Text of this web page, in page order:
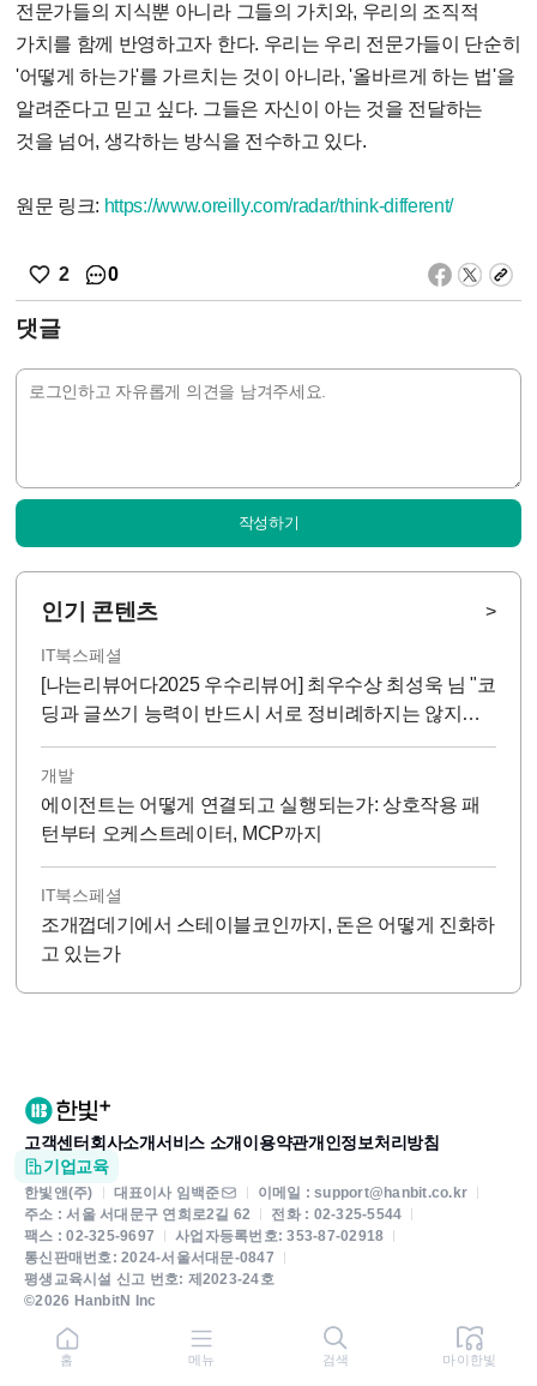
홈 메뉴 검색 마이한빛
전문가들의 지식뿐 아니라 그들의 가치와, 우리의 조직적
가치를 함께 반영하고자 한다. 우리는 우리 전문가들이 단순히
'어떻게 하는가'를 가르치는 것이 아니라, '올바르게 하는 법'을
알려준다고 믿고 싶다. 그들은 자신이 아는 것을 전달하는
것을 넘어, 생각하는 방식을 전수하고 있다.
원문 링크: https://www.oreilly.com/radar/think-different/
2 0
댓글
작성하기
인기 콘텐츠 >
IT북스페셜
[나는리뷰어다2025 우수리뷰어] 최우수상 최성욱 님 "코
딩과 글쓰기 능력이 반드시 서로 정비례하지는 않지
만...!"
개발
에이전트는 어떻게 연결되고 실행되는가: 상호작용 패
턴부터 오케스트레이터, MCP까지
IT북스페셜
조개껍데기에서 스테이블코인까지, 돈은 어떻게 진화하
고 있는가
고객센터 회사소개서비스 소개 이용약관개인정보처리방침
기업교육
한빛앤(주) 대표이사 임백준
이메일 : support@hanbit.co.kr
주소 : 서울 서대문구 연희로2길 62
전화 : 02-325-5544
팩스 : 02-325-9697
사업자등록번호: 353-87-02918
통신판매번호: 2024-서울서대문-0847
평생교육시설 신고 번호: 제2023-24호
©2026 HanbitN Inc